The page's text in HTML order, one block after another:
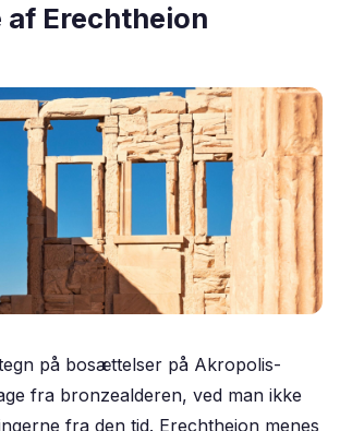
af Erechtheion
på bosættelser på Akropolis-
fra bronzealderen, ved man ikke
fra den tid. Erechtheion menes